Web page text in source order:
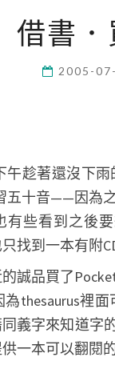
借書．
2005-
午趁著還沒下
五十音——因為
有些看到之後
找到一本有附
誠品買了
thesaurus裡
義字來知道字
一本可以翻閱